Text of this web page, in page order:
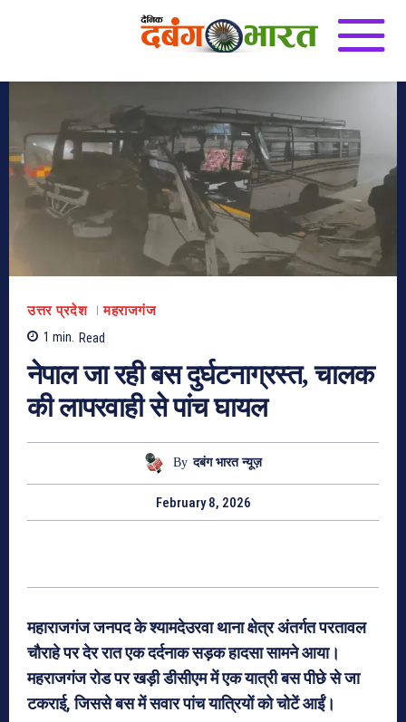
उत्तर प्रदेश
महराजगंज
1 min. Read
नेपाल जा रही बस दुर्घटनाग्रस्त, चालक
की लापरवाही से पांच घायल
By दबंग भारत न्यूज़
February 8, 2026
महाराजगंज जनपद के श्यामदेउरवा थाना क्षेत्र अंतर्गत परतावल
चौराहे पर देर रात एक दर्दनाक सड़क हादसा सामने आया।
महराजगंज रोड पर खड़ी डीसीएम में एक यात्री बस पीछे से जा
टकराई, जिससे बस में सवार पांच यात्रियों को चोटें आईं।